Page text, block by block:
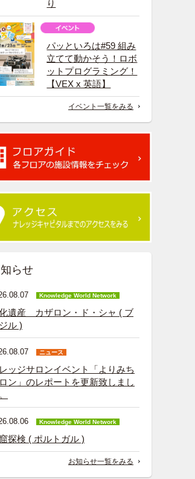
り
パッといろは#59 組み
立てて動かそう！ロボ
ットプログラミング！
【VEX x 英語】
イベント一覧をみる
らせ
Knowledge World Network
遺産 カザロン・ド・シャ ( ブ
ル )
ニュース
ッジサロンイベント「よりみち
ン」のレポートを更新致しまし
Knowledge World Network
探検 ( ポルトガル )
お知らせ一覧をみる